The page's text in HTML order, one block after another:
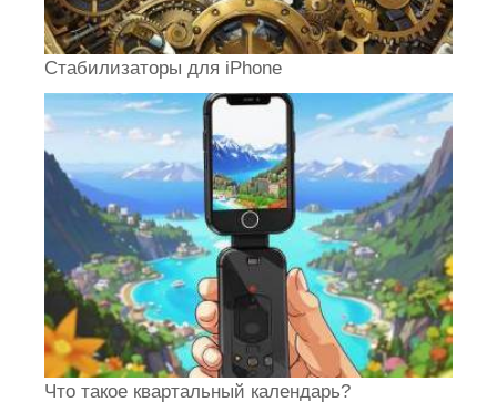
Стабилизаторы для iPhone
Что такое квартальный календарь?